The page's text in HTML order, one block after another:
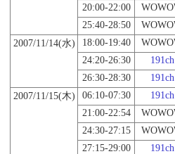
20:00-22:00
25:40-28:50
2007/11/14(水)
18:00-19:40
24:20-26:30
191ch
26:30-28:30
191ch
2007/11/15(木) 06:10-07:30 191ch
21:00-22:54
24:30-27:15
27:15-29:00
191ch